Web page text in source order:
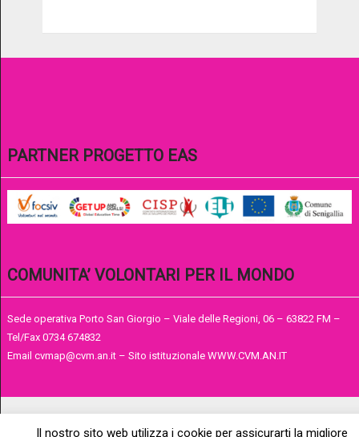
PARTNER PROGETTO EAS
COMUNITA’ VOLONTARI PER IL MONDO
Sede operativa Porto San Giorgio – Viale delle Regioni, 06 – 63822 FM –
Tel/Fax 0734 674832
Email cvmap@cvm.an.it – Sito istituzionale WWW.CVM.AN.IT
Il nostro sito web utilizza i cookie per assicurarti la migliore